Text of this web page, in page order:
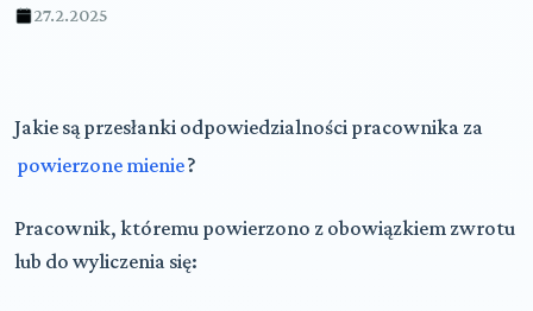
27.2.2025
Jakie są przesłanki odpowiedzialności pracownika za
powierzone mienie?
Pracownik, któremu powierzono z obowiązkiem zwrotu
lub do wyliczenia się: